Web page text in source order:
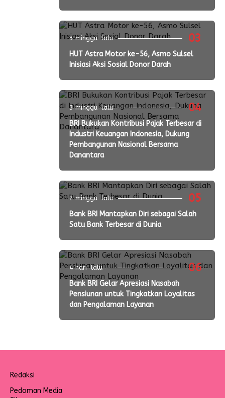
03
3 minggu lalu
HUT Astra Motor ke-56, Asmo Sulsel
Inisiasi Aksi Sosial Donor Darah
04
3 minggu lalu
BRI Bukukan Kontribusi Pajak Terbesar di
Industri Keuangan Indonesia, Dukung
Pembangunan Nasional Bersama
Danantara
05
2 minggu lalu
Bank BRI Mantapkan Diri sebagai Salah
Satu Bank Terbesar di Dunia
06
4 hari lalu
Bank BRI Gelar Apresiasi Nasabah
Pensiunan untuk Tingkatkan Loyalitas
dan Pengalaman Layanan
Redaksi
Pedoman Media